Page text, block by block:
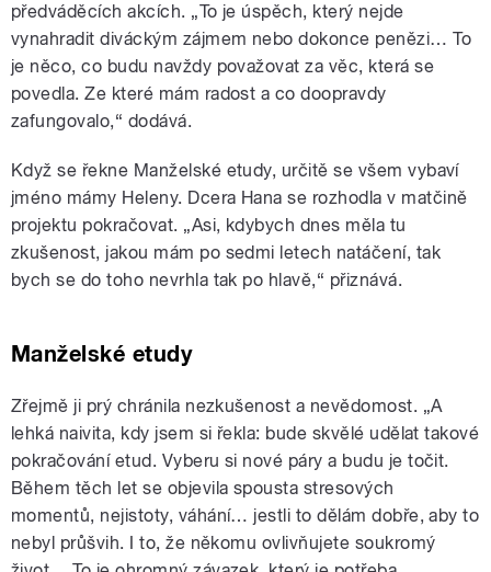
předváděcích akcích. „To je úspěch, který nejde
vynahradit diváckým zájmem nebo dokonce penězi… To
je něco, co budu navždy považovat za věc, která se
povedla. Ze které mám radost a co doopravdy
zafungovalo,“ dodává.
Když se řekne Manželské etudy, určitě se všem vybaví
jméno mámy Heleny. Dcera Hana se rozhodla v matčině
projektu pokračovat. „Asi, kdybych dnes měla tu
zkušenost, jakou mám po sedmi letech natáčení, tak
bych se do toho nevrhla tak po hlavě,“ přiznává.
Manželské etudy
Zřejmě ji prý chránila nezkušenost a nevědomost. „A
lehká naivita, kdy jsem si řekla: bude skvělé udělat takové
pokračování etud. Vyberu si nové páry a budu je točit.
Během těch let se objevila spousta stresových
momentů, nejistoty, váhání… jestli to dělám dobře, aby to
nebyl průšvih. I to, že někomu ovlivňujete soukromý